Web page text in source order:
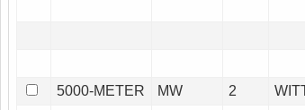
5000-METER
MW 2